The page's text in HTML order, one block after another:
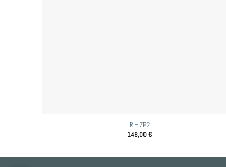
R – ZP2
148,00€